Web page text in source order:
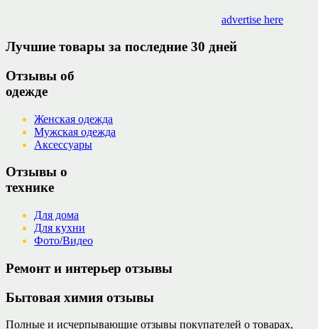
advertise here
Лучшие товары за последние 30 дней
Отзывы об
одежде
Женская одежда
Мужская одежда
Аксессуары
Отзывы о
технике
Для дома
Для кухни
Фото/Видео
Ремонт и интерьер отзывы
Бытовая химия отзывы
Полные и исчерпывающие отзывы покупателей о товарах,